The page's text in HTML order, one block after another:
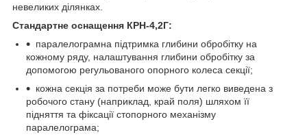
невеликих ділянках.
Стандартне оснащення КРН-4,2Г:
паралелограмна підтримка глибини обробітку на
кожному ряду, налаштування глибини обробітку за
допомогою регульованого опорного колеса секції;
кожна секція за потреби може бути легко виведена з
робочого стану (наприклад, край поля) шляхом її
підняття та фіксації стопорного механізму
паралелограма;